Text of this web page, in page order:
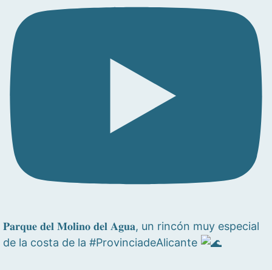
𝐏𝐚𝐫𝐪𝐮𝐞 𝐝𝐞𝐥 𝐌𝐨𝐥𝐢𝐧𝐨 𝐝𝐞𝐥 𝐀𝐠𝐮𝐚, un rincón muy especial
de la costa de la #ProvinciadeAlicante